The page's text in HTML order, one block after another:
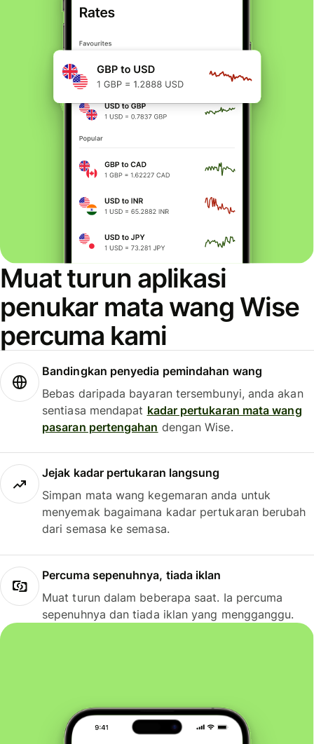
Muat turun aplikasi
penukar mata wang Wise
percuma kami
Bandingkan penyedia pemindahan wang
Bebas daripada bayaran tersembunyi, anda akan
sentiasa mendapat kadar pertukaran mata wang
pasaran pertengahan dengan Wise.
Jejak kadar pertukaran langsung
Simpan mata wang kegemaran anda untuk
menyemak bagaimana kadar pertukaran berubah
dari semasa ke semasa.
Percuma sepenuhnya, tiada iklan
Muat turun dalam beberapa saat. Ia percuma
sepenuhnya dan tiada iklan yang mengganggu.